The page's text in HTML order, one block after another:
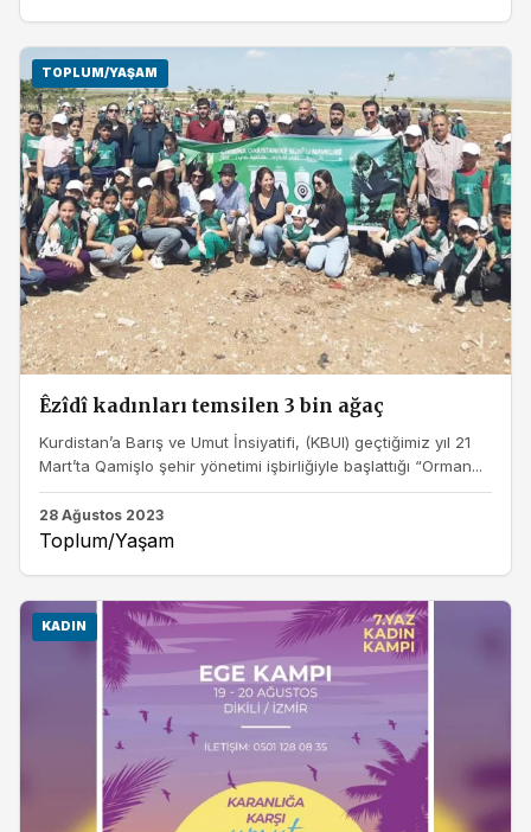
TOPLUM/YAŞAM
Êzîdî kadınları temsilen 3 bin ağaç
Kurdistan’a Barış ve Umut İnsiyatifi, (KBUI) geçtiğimiz yıl 21
Mart’ta Qamişlo şehir yönetimi işbirliğiyle başlattığı “Orman...
28 Ağustos 2023
Toplum/Yaşam
KADIN